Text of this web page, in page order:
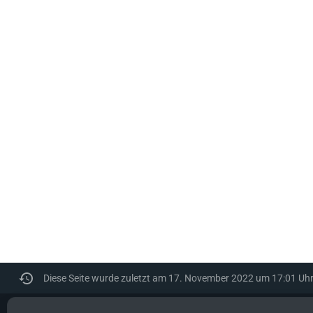
Diese Seite wurde zuletzt am 17. November 2022 um 17:01